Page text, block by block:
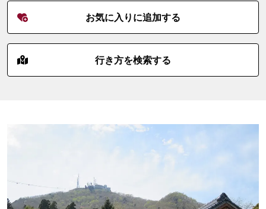
お気に入りに追加する
行き方を検索する